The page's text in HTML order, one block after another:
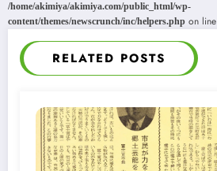
/home/akimiya/akimiya.com/public_html/wp-
content/themes/newscrunch/inc/helpers.php on line
RELATED POSTS